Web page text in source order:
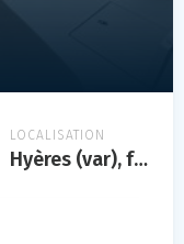
LOCALISATION
Hyères (var), france